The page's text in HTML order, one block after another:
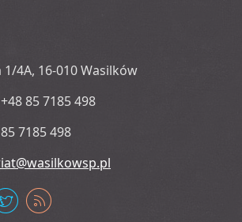
1/4A, 16-010 Wasilków
85 7185 498
7185 498